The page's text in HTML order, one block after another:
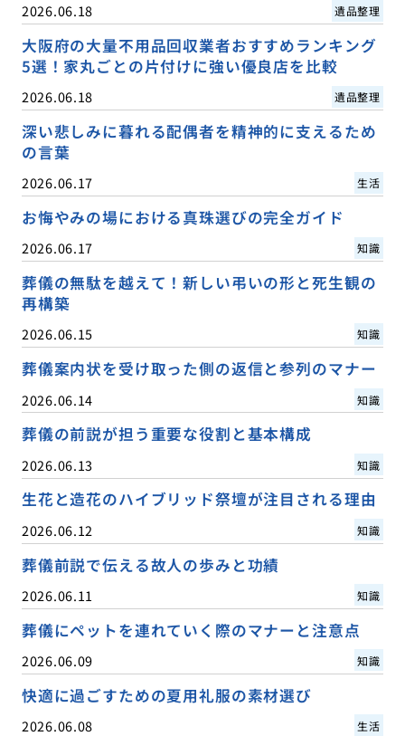
2026.06.18 遺品整理
大阪府の大量不用品回収業者おすすめランキング
5選！家丸ごとの片付けに強い優良店を比較
2026.06.18 遺品整理
深い悲しみに暮れる配偶者を精神的に支えるため
の言葉
2026.06.17 生活
お悔やみの場における真珠選びの完全ガイド
2026.06.17 知識
葬儀の無駄を越えて！新しい弔いの形と死生観の
再構築
2026.06.15 知識
葬儀案内状を受け取った側の返信と参列のマナー
2026.06.14 知識
葬儀の前説が担う重要な役割と基本構成
2026.06.13 知識
生花と造花のハイブリッド祭壇が注目される理由
2026.06.12 知識
葬儀前説で伝える故人の歩みと功績
2026.06.11 知識
葬儀にペットを連れていく際のマナーと注意点
2026.06.09 知識
快適に過ごすための夏用礼服の素材選び
2026.06.08 生活